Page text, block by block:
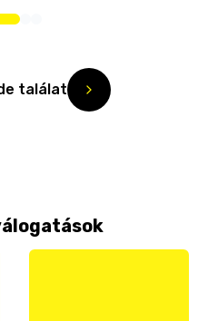
találat